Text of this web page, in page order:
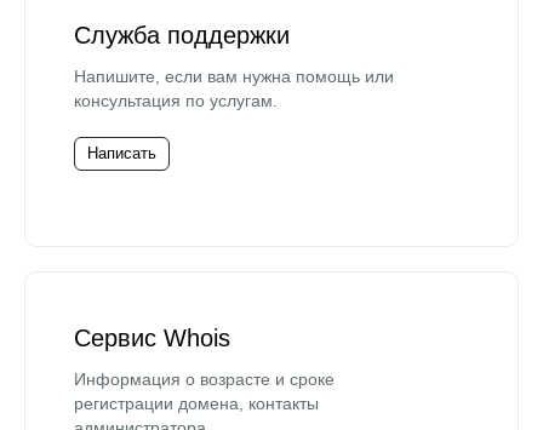
Служба поддержки
Напишите, если вам нужна помощь или
консультация по услугам.
Написать
Сервис Whois
Информация о возрасте и сроке
регистрации домена, контакты